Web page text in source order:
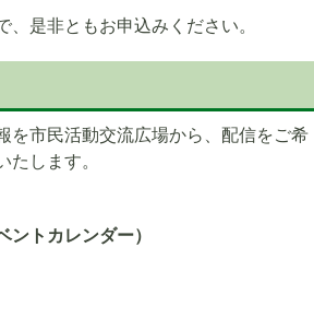
是非ともお申込みください。
を市民活動交流広場から、配信をご希
します。
トカレンダー）